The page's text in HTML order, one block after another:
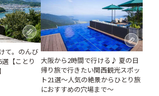
て。のんび
【ことり
大阪から2時間で行ける♪ 夏の日
帰り旅で行きたい関西観光スポッ
ト21選～人気の絶景からひとり旅
におすすめの穴場まで～